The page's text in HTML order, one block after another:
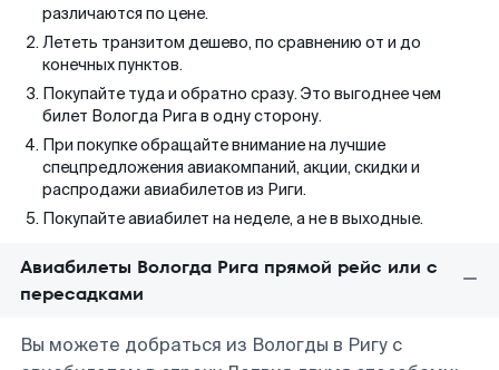
различаются по цене.
Лететь транзитом дешево, по сравнению от и до
конечных пунктов.
Покупайте туда и обратно сразу. Это выгоднее чем
билет Вологда Рига в одну сторону.
При покупке обращайте внимание на лучшие
спецпредложения авиакомпаний, акции, скидки и
распродажи авиабилетов из Риги.
Покупайте авиабилет на неделе, а не в выходные.
Авиабилеты Вологда Рига прямой рейс или с
пересадками
Вы можете добраться из Вологды в Ригу с